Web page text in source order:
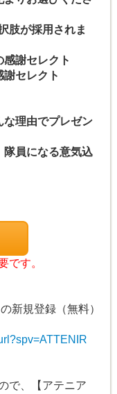
肢が採用されま
感謝セレクト
謝セレクト
な理由でプレゼン
隊員になる意気込
です。
新規登録（無料）
で、【アテニア